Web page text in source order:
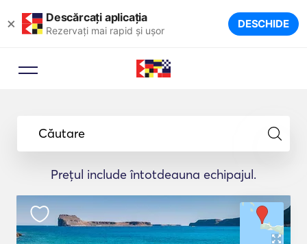
× Descărcați aplicația
Rezervați mai rapid și ușor DESCHIDE
Căutare
Prețul include întotdeauna echipajul.